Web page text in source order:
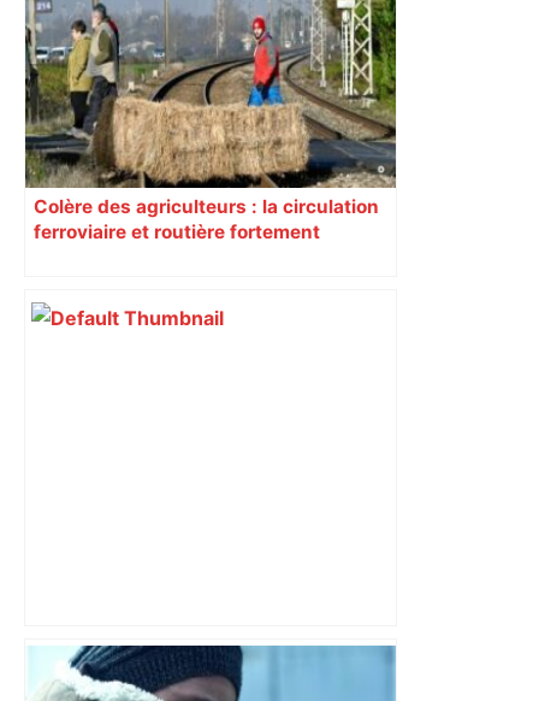
Colère des agriculteurs : la circulation
ferroviaire et routière fortement
"C'est la reprise des bouchons et c'est